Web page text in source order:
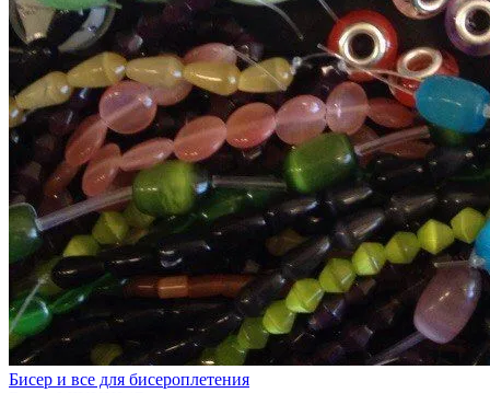
Бисер и все для бисероплетения